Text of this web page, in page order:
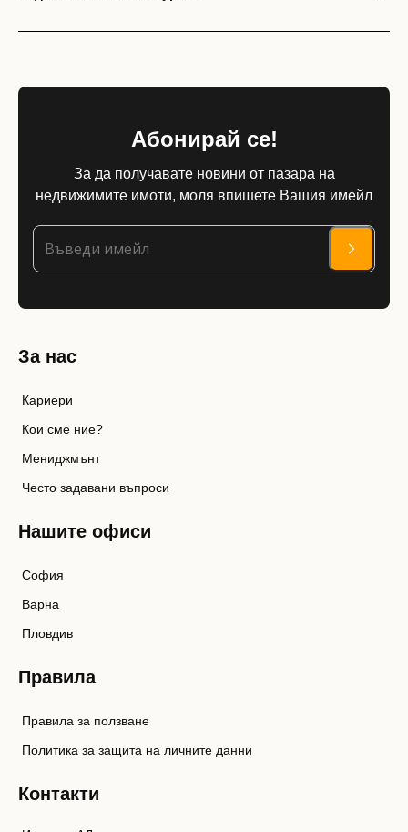
Абонирай се!
За да получавате новини от пазара на
недвижимите имоти, моля впишете Вашия имейл
За нас
Кариери
Кои сме ние?
Мениджмънт
Често задавани въпроси
Нашите офиси
София
Варна
Пловдив
Правила
Правила за ползване
Политика за защита на личните данни
Контакти